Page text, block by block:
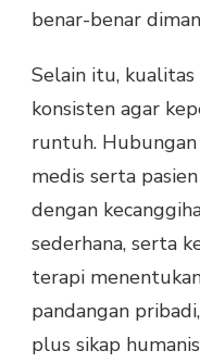
benar-benar
Selain itu, kualitas
konsisten agar
runtuh.
medis serta
dengan
sederhana, serta
terapi
pandangan
plus sikap